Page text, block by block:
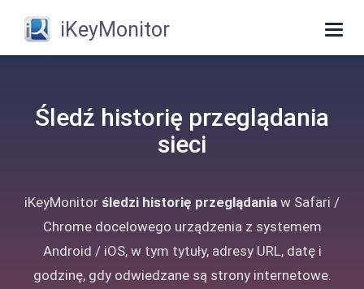
iKeyMonitor
Śledź historię przeglądania
sieci
iKeyMonitor śledzi historię przeglądania w Safari /
Chrome docelowego urządzenia z systemem
Android / iOS, w tym tytuły, adresy URL, datę i
godzinę, gdy odwiedzane są strony internetowe.